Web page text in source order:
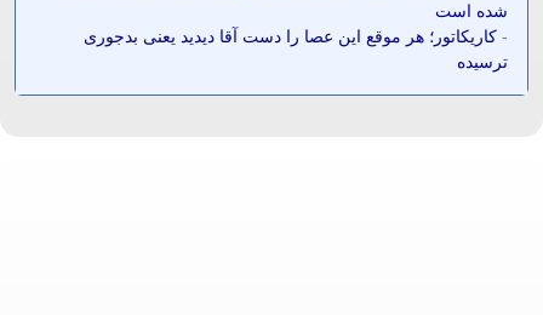
شده است
- کاریکاتور؛ هر موقع این عصا را دست آقا دیدید یعنی بدجوری
ترسیده